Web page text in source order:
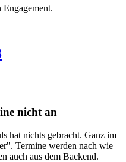
nicht an
hat nichts gebracht. Ganz im
Termine werden nach wie
auch aus dem Backend.